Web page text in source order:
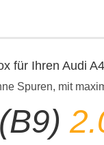
für Ihren Audi
Spuren, mit